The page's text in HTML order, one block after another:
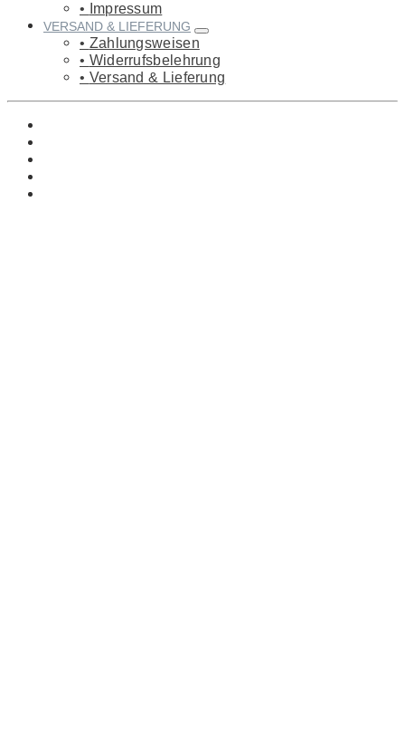
Impressum
VERSAND & LIEFERUNG
Zahlungsweisen
Widerrufsbelehrung
Versand & Lieferung